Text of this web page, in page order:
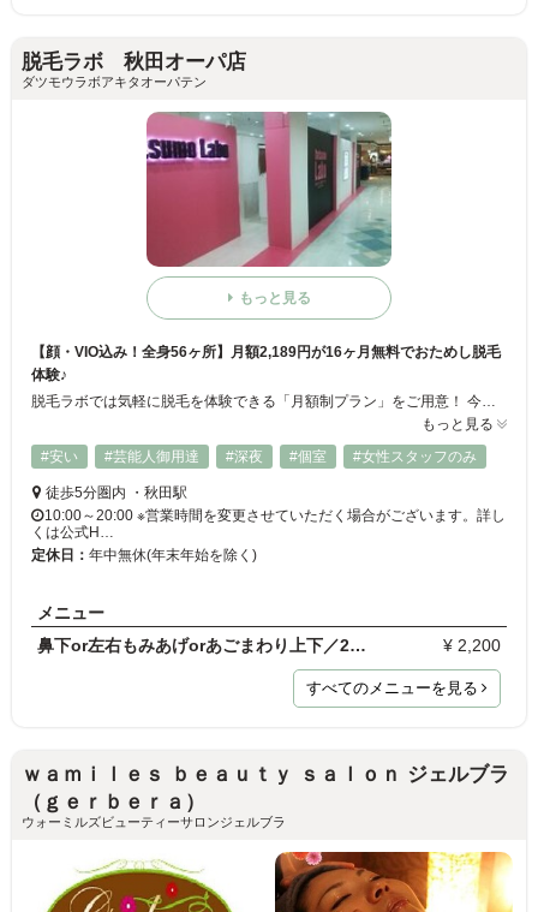
脱毛ラボ 秋田オーパ店
ダツモウラボアキタオーパテン
もっと見る
【顔・VIO込み！全身56ヶ所】月額2,189円が16ヶ月無料でおためし脱毛
体験♪
脱毛ラボでは気軽に脱毛を体験できる「月額制プラン」をご用意！ 今まで脱毛に踏み切れなかった方も、この機会に脱毛をスタート★月額制なので、通っている間のみのお支払いで、いつやめてもOK！初月に2,189円のお支払いで16ヶ月間無料で脱毛体験！ スピード重視で脱毛を行いたい方には「回数パックプラン」もおすすめ♪
もっと見る
#安い
#芸能人御用達 #深夜 #個室 #女性スタッフのみ
徒歩5分圏内 ・秋田駅
10:00～20:00 ※営業時間を変更させていただく場合がございます。詳し
くは公式H…
定休日： 年中無休(年末年始を除く)
メニュー
鼻下or左右もみあげorあごまわり上下／2,200円（税込…
¥ 2,200
すべてのメニューを見る
ｗａｍｉｌｅｓ ｂｅａｕｔｙ ｓａｌｏｎ ジェルブラ
（ｇｅｒｂｅｒａ）
ウォーミルズビューティーサロンジェルブラ